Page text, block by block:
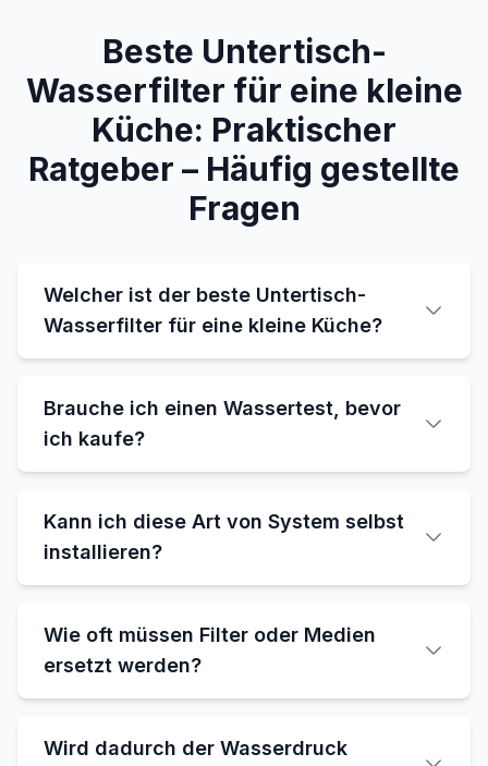
Beste Untertisch-
Wasserfilter für eine kleine
Küche: Praktischer
Ratgeber – Häufig gestellte
Fragen
Welcher ist der beste Untertisch-
Wasserfilter für eine kleine Küche?
Brauche ich einen Wassertest, bevor
ich kaufe?
Kann ich diese Art von System selbst
installieren?
Wie oft müssen Filter oder Medien
ersetzt werden?
Wird dadurch der Wasserdruck